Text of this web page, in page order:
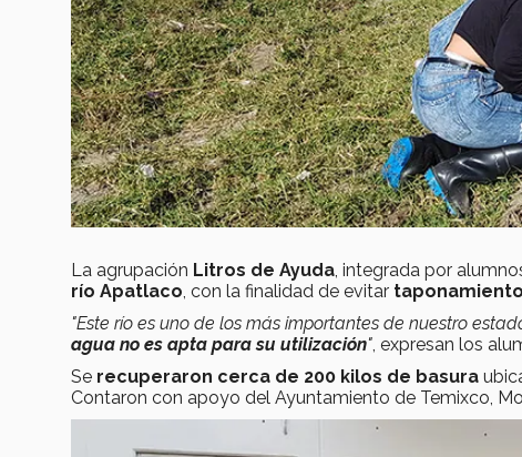
La agrupación Litros de Ayuda , integrada por
río Apatlaco , con la finalidad de evitar
"Este río es uno de los más importantes de nuestro
agua no es apta para su utilización" , expresan los
Se recuperaron cerca de 200 kilos de basura
Contaron con apoyo del Ayuntamiento de Temixco,